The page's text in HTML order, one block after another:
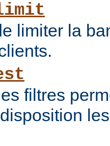
limiter la
filtres